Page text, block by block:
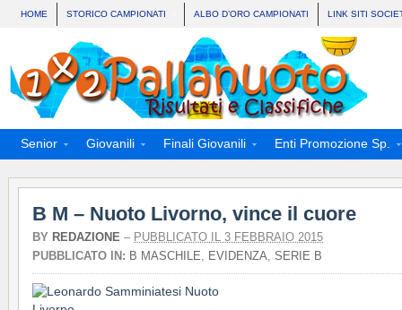
HOME STORICO CAMPIONATI ALBO D’ORO CAMPIONATI LINK SITI
Senior Giovanili Finali Giovanili Enti Promozione Sp.
B M – Nuoto Livorno, vince il cuore
BY REDAZIONE – PUBBLICATO IL 3 FEBBRAIO 2015
PUBBLICATO IN: B MASCHILE, EVIDENZA, SERIE B